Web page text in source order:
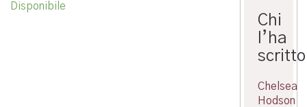
Disponibile
Chi
l’ha
scritto
Chelsea
Hodson